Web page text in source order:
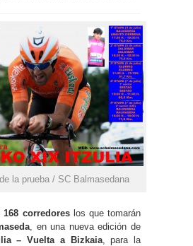
la prueba / SC Balmasedana
168 corredoreslos que tomarán
, en una nueva edición de
– Vuelta a Bizkaia, para la